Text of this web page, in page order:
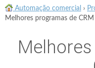
Automação comercial ›
Melhores programas de CRM